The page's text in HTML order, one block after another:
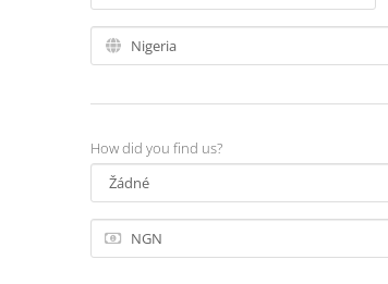
How did you find us?